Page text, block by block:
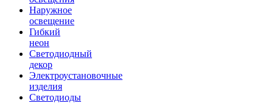
Наружное
освещение
Гибкий
неон
Светодиодный
декор
Электроустановочные
изделия
Светодиоды